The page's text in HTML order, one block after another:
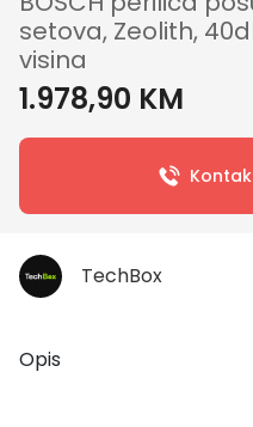
setova, Zeolith,
visina
1.978,90 KM
TechBox
Opis